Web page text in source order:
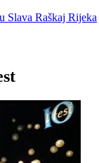
Slava Raškaj Rijeka